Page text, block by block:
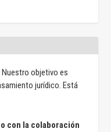
Nuestro objetivo es
jurídico. Está
con la colaboración